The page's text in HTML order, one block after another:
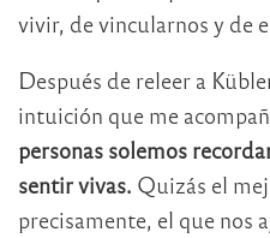
vivir, de vincularnos y de
Después de releer a
intuición que me
personas solemos
sentir vivas. Quizás el
precisamente, el que nos